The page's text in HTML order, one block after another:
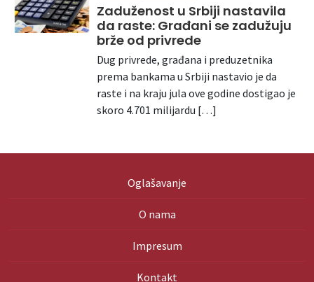
Zaduženost u Srbiji nastavila
da raste: Građani se zadužuju
brže od privrede
Dug privrede, građana i preduzetnika
prema bankama u Srbiji nastavio je da
raste i na kraju jula ove godine dostigao je
skoro 4.701 milijardu […]
Oglašavanje
O nama
Impresum
Kontakt